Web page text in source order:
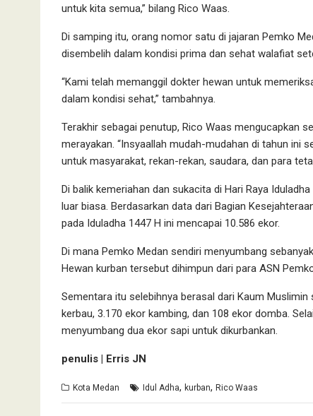
untuk kita semua,” bilang Rico Waas.
Di samping itu, orang nomor satu di jajaran Pemko
disembelih dalam kondisi prima dan sehat walafiat
“Kami telah memanggil dokter hewan untuk
dalam kondisi sehat,” tambahnya.
Terakhir sebagai penutup, Rico Waas mengucapkan
merayakan. “Insyaallah mudah-mudahan di tahun ini
untuk masyarakat, rekan-rekan, saudara, dan para
Di balik kemeriahan dan sukacita di Hari Raya
luar biasa. Berdasarkan data dari Bagian
pada Iduladha 1447 H ini mencapai 10.586 ekor.
Di mana Pemko Medan sendiri menyumbang
Hewan kurban tersebut dihimpun dari para ASN
Sementara itu selebihnya berasal dari Kaum
kerbau, 3.170 ekor kambing, dan 108 ekor domba.
menyumbang dua ekor sapi untuk dikurbankan.
penulis | Erris JN
Kota Medan Idul Adha, kurban, Rico Waas